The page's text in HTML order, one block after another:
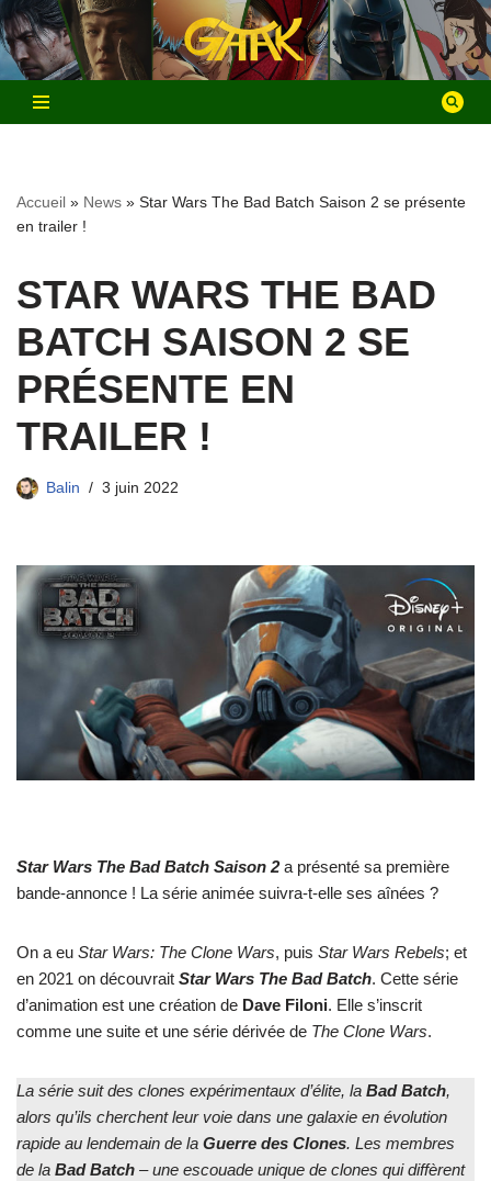
Aller
au
contenu
Accueil » News » Star Wars The Bad Batch Saison 2 se présente
en trailer !
STAR WARS THE BAD
BATCH SAISON 2 SE
PRÉSENTE EN
TRAILER !
Balin 3 juin 2022
Star Wars The Bad Batch Saison 2a présenté sa première
bande-annonce ! La série animée suivra-t-elle ses aînées ?
On a eu Star Wars: The Clone Wars, puis Star Wars Rebels; et
en 2021 on découvrait Star Wars The Bad Batch. Cette série
d’animation est une création de Dave Filoni. Elle s’inscrit
comme une suite et une série dérivée de The Clone Wars.
La série suit des clones expérimentaux d’élite, la Bad Batch,
alors qu’ils cherchent leur voie dans une galaxie en évolution
rapide au lendemain de la Guerre des Clones. Les membres
de la Bad Batch – une escouade unique de clones qui diffèrent